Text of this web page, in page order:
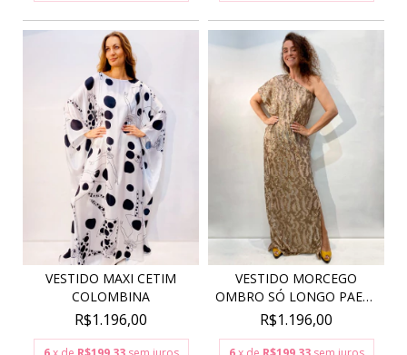
VESTIDO MAXI CETIM
COLOMBINA
R$1.196,00
VESTIDO MORCEGO
OMBRO SÓ LONGO PAETÊ
DOU...
R$1.196,00